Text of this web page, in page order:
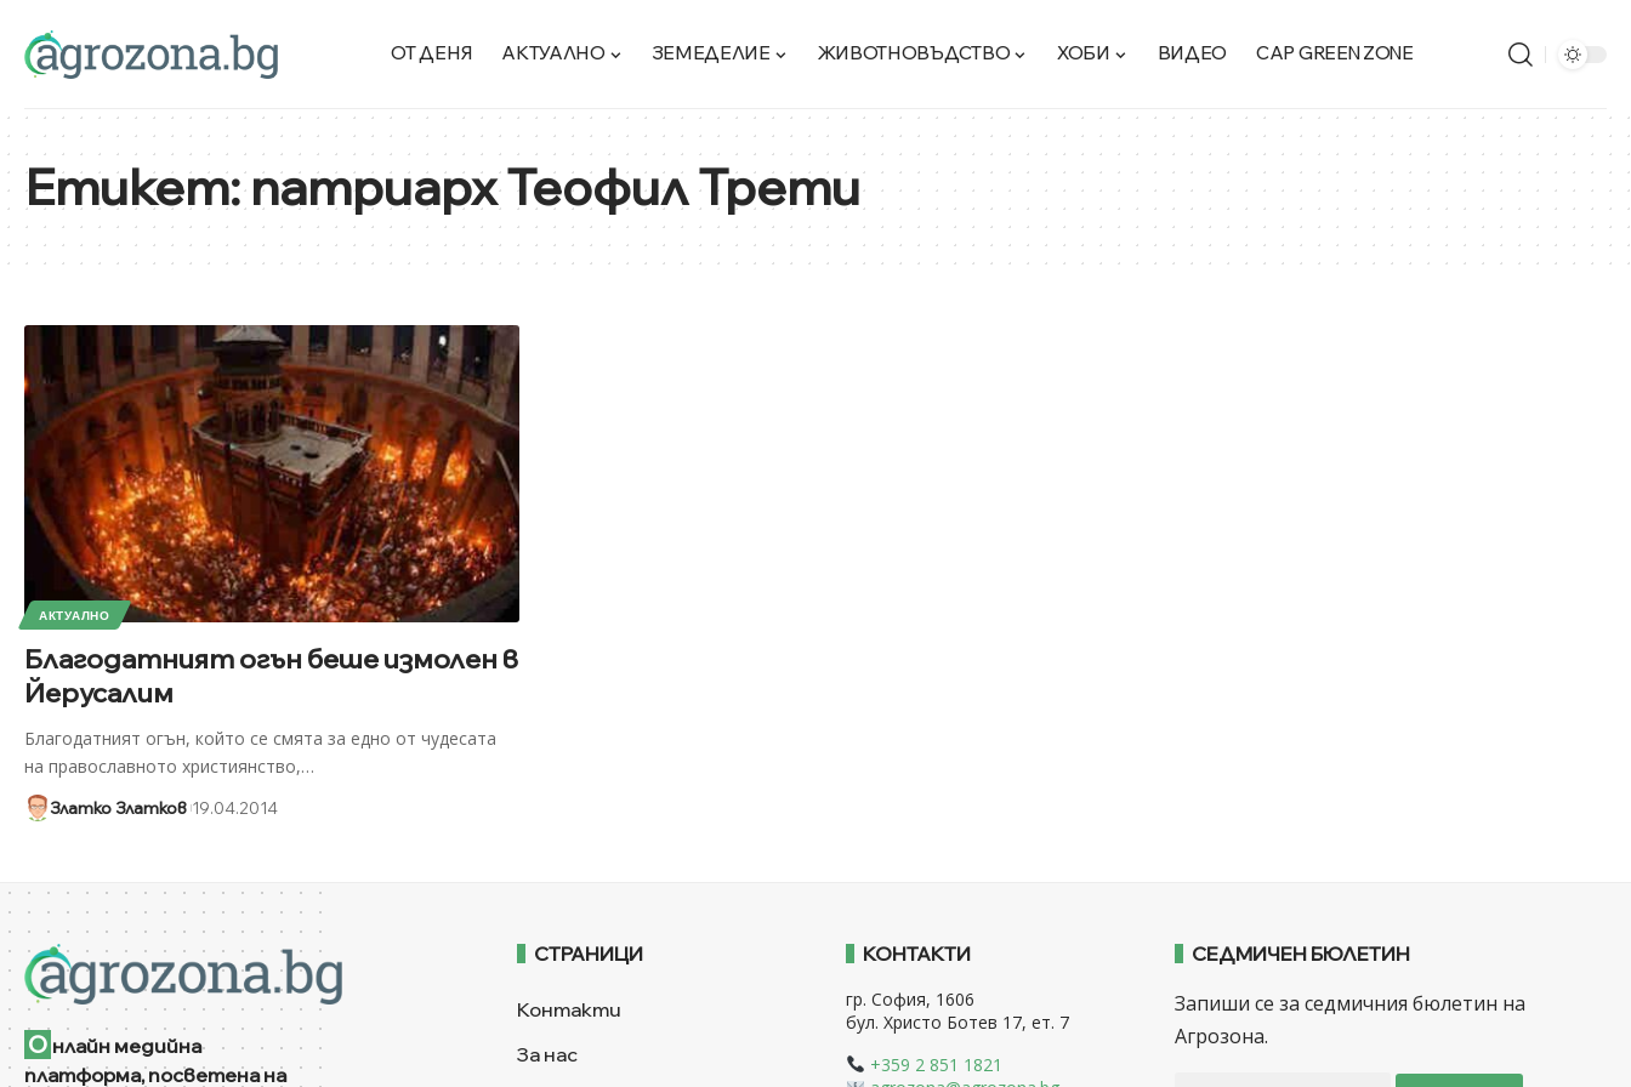
ОТ ДЕНЯ АКТУАЛНО ЗЕМЕДЕЛИЕ ЖИВОТНОВЪДСТВО ХОБИ ВИДЕО CAP GREEN ZONE
Етикет:патриарх Теофил Трети
АКТУАЛНО
Благодатният огън беше измолен в
Йерусалим
Благодатният огън, който се смята за едно от чудесата
на православното християнство,…
Златко Златков 19.04.2014
О нлайн медийна
платформа, посветена на
СТРАНИЦИ
Контакти
За нас
КОНТАКТИ
гр. София, 1606
бул. Христо Ботев 17, ет. 7
+359 2 851 1821
СЕДМИЧЕН БЮЛЕТИН
Запиши се за седмичния бюлетин на
Агрозона.